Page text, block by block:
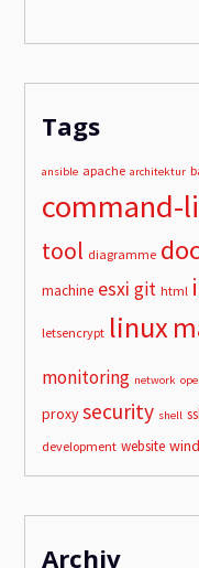
Tags
ansible apache architektur
command-
tool diagramme
machine esxi git html
letsencrypt linux
monitoring network
proxy security shell
development website
Archiv